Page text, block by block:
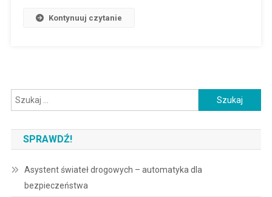
Kontynuuj czytanie
Szukaj:
SPRAWDŹ!
Asystent świateł drogowych – automatyka dla
bezpieczeństwa